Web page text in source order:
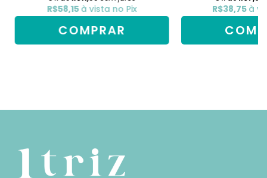
R$58,15à vista no Pix
COMPRAR
R$38,75 à